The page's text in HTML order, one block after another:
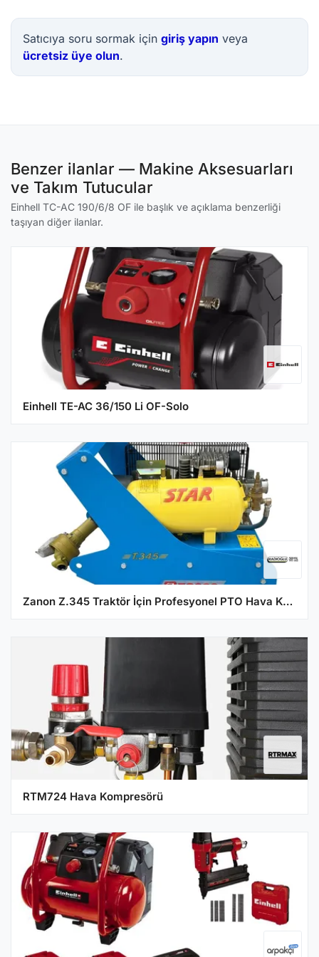
Satıcıya soru sormak için giriş yapın veya
ücretsiz üye olun.
Benzer ilanlar — Makine Aksesuarları
ve Takım Tutucular
Einhell TC-AC 190/6/8 OF ile başlık ve açıklama benzerliği
taşıyan diğer ilanlar.
Einhell TE-AC 36/150 Li OF-Solo
Zanon Z.345 Traktör İçin Profesyonel PTO Hava Kompresörü
RTM724 Hava Kompresörü